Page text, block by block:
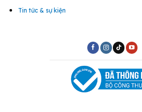
Tin tức & sự kiện